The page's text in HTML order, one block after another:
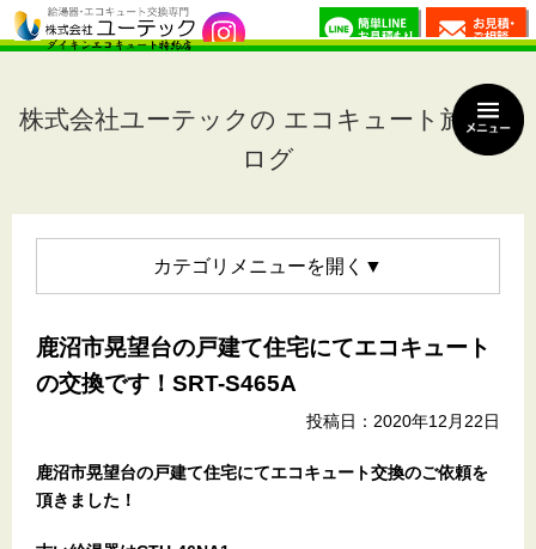
株式会社ユーテックの エコキュート施工ブ
ログ
カテゴリメニュー
鹿沼市晃望台の戸建て住宅にてエコキュート
の交換です！SRT-S465A
投稿日：2020年12月22日
鹿沼市晃望台の戸建て住宅にてエコキュート交換のご依頼を
頂きました！